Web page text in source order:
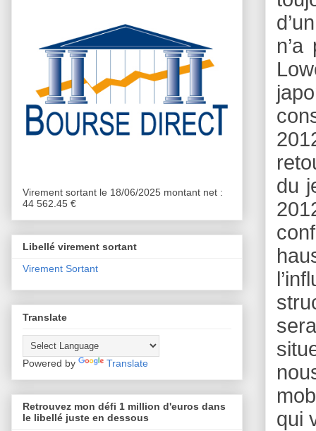
du
qui
Virement sortant le 18/06/2025 montant net :
44 562.45 €
Libellé virement sortant
Virement Sortant
Translate
Powered by Translate
Retrouvez mon défi 1 million d'euros dans
le libellé juste en dessous